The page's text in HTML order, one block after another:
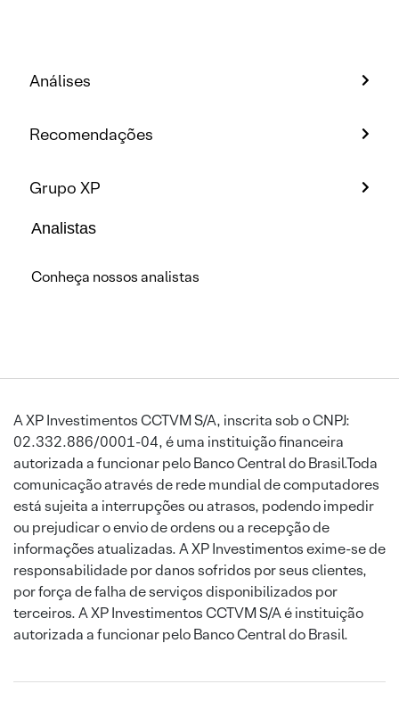
Análises
Recomendações
Grupo XP
Analistas
Conheça nossos analistas
A XP Investimentos CCTVM S/A, inscrita sob o CNPJ:
02.332.886/0001-04, é uma instituição financeira
autorizada a funcionar pelo Banco Central do Brasil.Toda
comunicação através de rede mundial de computadores
está sujeita a interrupções ou atrasos, podendo impedir
ou prejudicar o envio de ordens ou a recepção de
informações atualizadas. A XP Investimentos exime-se de
responsabilidade por danos sofridos por seus clientes,
por força de falha de serviços disponibilizados por
terceiros. A XP Investimentos CCTVM S/A é instituição
autorizada a funcionar pelo Banco Central do Brasil.